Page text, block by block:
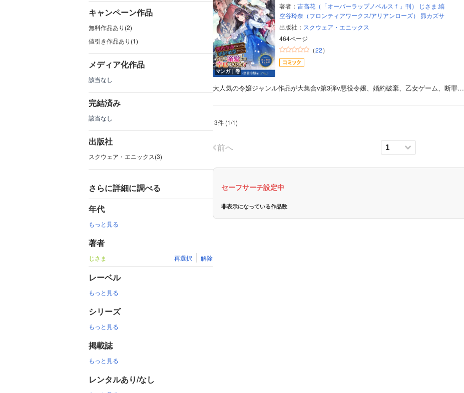
キャンペーン作品
無料作品あり(2)
値引き作品あり(1)
メディア化作品
該当なし
完結済み
該当なし
出版社
スクウェア・エニックス(3)
さらに詳細に調べる
年代
もっと見る
著者
じさま 再選択 解除
レーベル
もっと見る
シリーズ
もっと見る
掲載誌
もっと見る
レンタルあり/なし
ボーイズラブ
マンガ｜巻
著者： 吉高花（「オーバーラップノベルスｆ」刊） じさま 縞
空谷玲奈（フロンティアワークス/アリアンローズ）
昴カズサ
出版社： スクウェア・エニックス
464ページ
（22）
大人気の令嬢ジャンル作品が大集合v第3弾v悪役令嬢、婚約破棄、乙女ゲーム、断罪…
3件 (1/1)
前へ
セーフサーチ設定中
非表示になっている作品数